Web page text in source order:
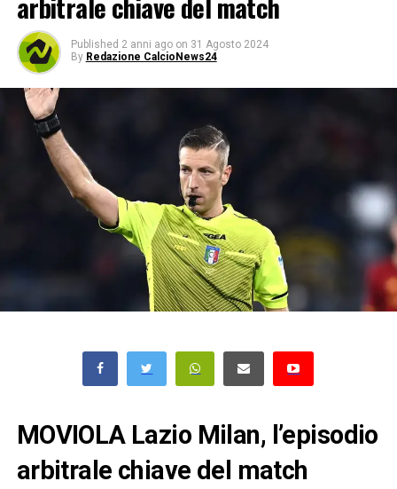
Published 2 anni ago on 31 Agosto 2024
By Redazione CalcioNews24
MOVIOLA Lazio Milan, l’episodio
arbitrale chiave del match